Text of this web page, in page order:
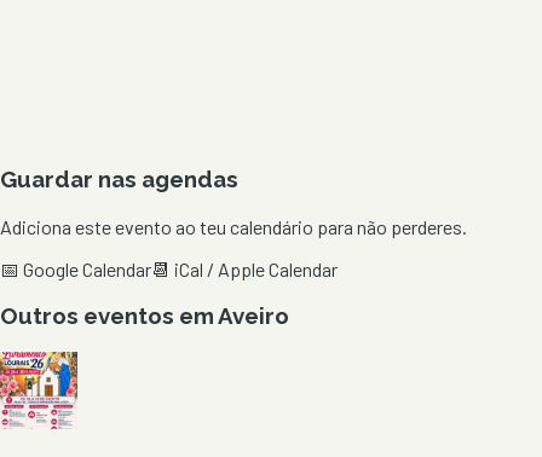
Guardar nas agendas
Adiciona este evento ao teu calendário para não perderes.
📅 Google Calendar📆 iCal / Apple Calendar
Outros eventos emAveiro